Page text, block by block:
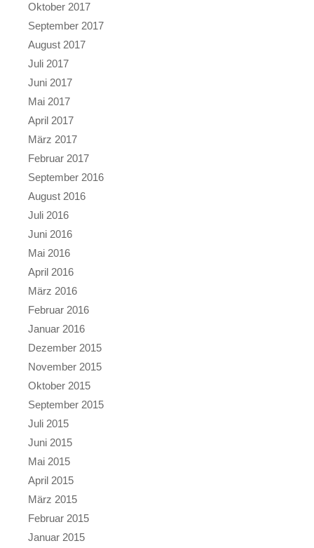
Oktober 2017
September 2017
August 2017
Juli 2017
Juni 2017
Mai 2017
April 2017
März 2017
Februar 2017
September 2016
August 2016
Juli 2016
Juni 2016
Mai 2016
April 2016
März 2016
Februar 2016
Januar 2016
Dezember 2015
November 2015
Oktober 2015
September 2015
Juli 2015
Juni 2015
Mai 2015
April 2015
März 2015
Februar 2015
Januar 2015